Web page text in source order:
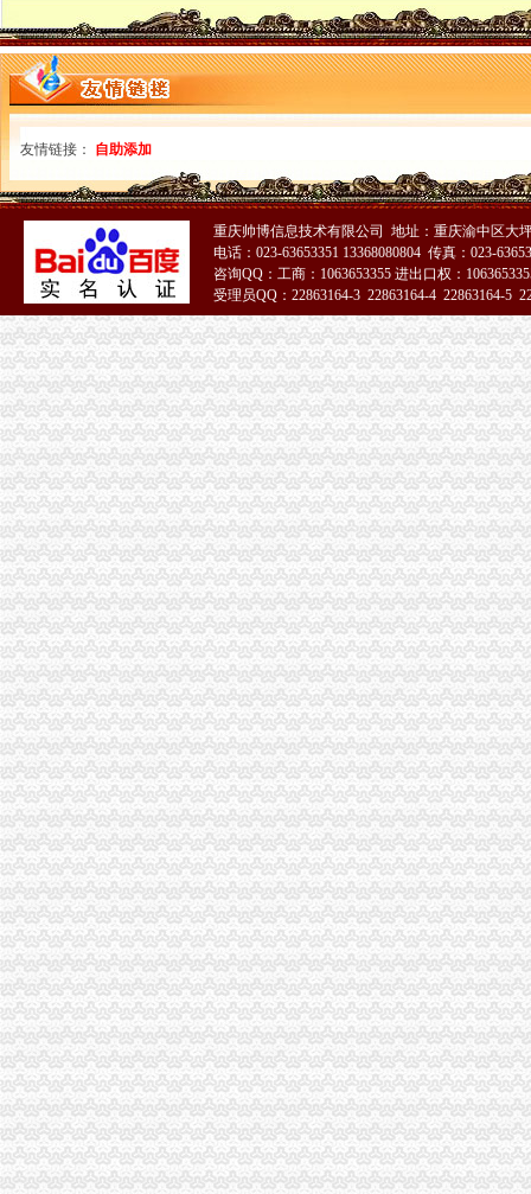
友情链接： 自助添加
重庆帅博信息技术有限公司 地址：重庆渝中区大
电话：023-63653351 13368080804 传真：023-
咨询QQ：工商：1063653355 进出口权：
受理员QQ：22863164-3 22863164-4 22863164-5
51La